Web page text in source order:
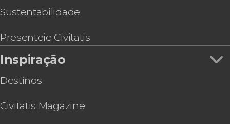
Iguaçu
Cataratas do Iguaçu
Tour de bicicleta pelas Cataratas do Iguaçu
Ingresso do Movie Cars
Sustentabilidade
Presenteie Civitatis
Inspiração
Destinos
Civitatis Magazine